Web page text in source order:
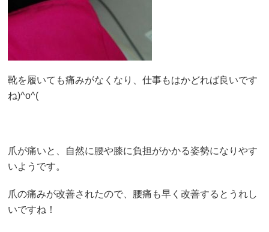
靴を履いても痛みがなくなり、仕事もはかどれば良いです
ね)^o^(
爪が痛いと、自然に腰や膝に負担がかかる姿勢になりやす
いようです。
爪の痛みが改善されたので、腰痛も早く改善するとうれし
いですね！